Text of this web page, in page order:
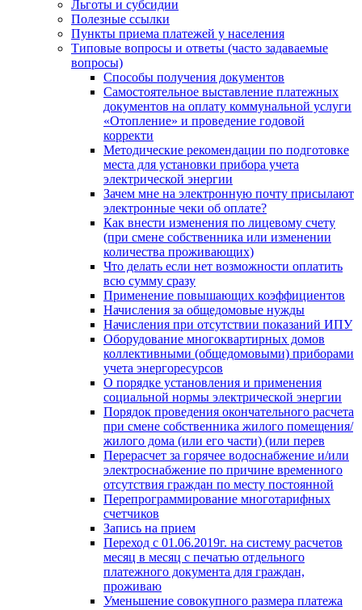
Льготы и субсидии
Полезные ссылки
Пункты приема платежей у населения
Типовые вопросы и ответы (часто задаваемые
вопросы)
Способы получения документов
Самостоятельное выставление платежных
документов на оплату коммунальной услуги
«Отопление» и проведение годовой
корректи
Методические рекомендации по подготовке
места для установки прибора учета
электрической энергии
Зачем мне на электронную почту присылают
электронные чеки об оплате?
Как внести изменения по лицевому счету
(при смене собственника или изменении
количества проживающих)
Что делать если нет возможности оплатить
всю сумму сразу
Применение повышающих коэффициентов
Начисления за общедомовые нужды
Начисления при отсутствии показаний ИПУ
Оборудование многоквартирных домов
коллективными (общедомовыми) приборами
учета энергоресурсов
О порядке установления и применения
социальной нормы электрической энергии
Порядок проведения окончательного расчета
при смене собственника жилого помещения/
жилого дома (или его части) (или перев
Перерасчет за горячее водоснабжение и/или
электроснабжение по причине временного
отсутствия граждан по месту постоянной
Перепрограммирование многотарифных
счетчиков
Запись на прием
Переход с 01.06.2019г. на систему расчетов
месяц в месяц с печатью отдельного
платежного документа для граждан,
проживаю
Уменьшение совокупного размера платежа